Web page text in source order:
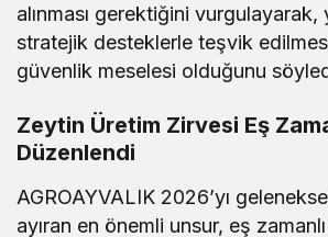
alınması gerektiğini vurgulayarak,
stratejik desteklerle teşvik
güvenlik meselesi olduğunu
Zeytin Üretim Zirvesi Eş
Düzenlendi
AGROAYVALIK 2026’yı
ayıran en önemli unsur, eş